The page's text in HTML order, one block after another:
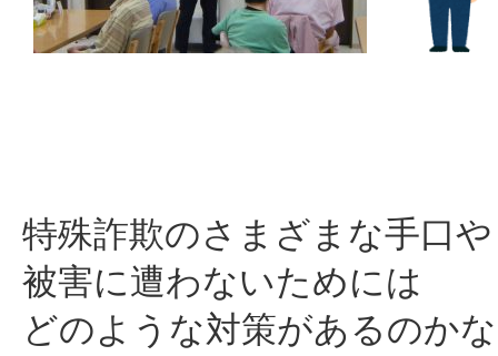
特殊詐欺のさまざまな手口や
被害に遭わないためには
どのような対策があるのか